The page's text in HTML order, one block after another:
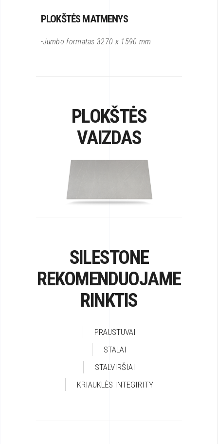
PLOKŠTĖS MATMENYS
-Jumbo formatas 3270 x 1590 mm
PLOKŠTĖS
VAIZDAS
SILESTONE
REKOMENDUOJAME
RINKTIS
PRAUSTUVAI
STALAI
STALVIRŠIAI
KRIAUKLĖS INTEGIRITY